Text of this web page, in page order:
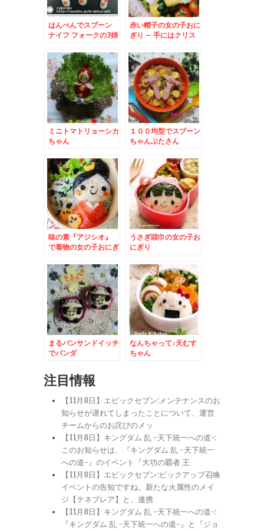
はんぺんでスプーン
ナイフ フォークの3姉
赤い帽子の女の子おに
ぎり – 手にはクリス
ミニトマトリョーシカ
ちゃん
１００均型でスブーン
ちゃんぶたさん
味の素『アジシオ』
で着物の女の子おにぎ
式・七五三など和服弁
当に☆
うさぎ頭巾の女の子お
にぎり
まるパンサンドイッチ
でパンダ
なんちゃって♪天むす
ちゃん
注目情報
【11月8日】エピックセブン:メンテナンスのお
知らせが遅れてしまったことについて、運営
チームからのお詫びのメッ
【11月8日】キングダム 乱 -天下統一への道-:
このお知らせは、『キングダム 乱 -天下統一
への道-』のイベント『大功の覇者 王
【11月8日】エピックセブン:ピックアップ召喚
イベントの告知ですね。新たな火属性のメイ
ジ【テネブレア】と、連携
【11月8日】キングダム 乱 -天下統一への道-:
『キングダム 乱 -天下統一への道-』と『ジョ